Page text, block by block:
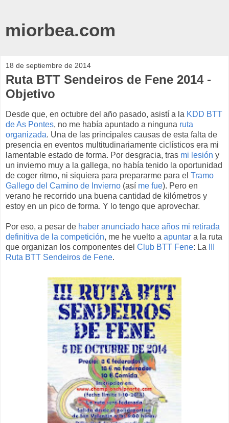
miorbea.com
18 de septiembre de 2014
Ruta BTT Sendeiros de Fene 2014 -
Objetivo
Desde que, en octubre del año pasado, asistí a la KDD BTT
de As Pontes, no me había apuntado a ninguna ruta
organizada. Una de las principales causas de esta falta de
presencia en eventos multitudinariamente ciclísticos era mi
lamentable estado de forma. Por desgracia, tras mi lesión y
un invierno muy a la gallega, no había tenido la oportunidad
de coger ritmo, ni siquiera para prepararme para el Tramo
Gallego del Camino de Invierno (así me fue). Pero en
verano he recorrido una buena cantidad de kilómetros y
estoy en un pico de forma. Y lo tengo que aprovechar.
Por eso, a pesar de haber anunciado hace años mi retirada
definitiva de la competición, me he vuelto a apuntar a la ruta
que organizan los componentes del Club BTT Fene: La
Ruta BTT Sendeiros de Fene.